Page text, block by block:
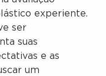
experiente.
ser
suas
e as
um